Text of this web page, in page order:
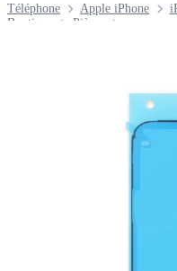
Apple iPhone
Téléphone
Pièces
Boutique